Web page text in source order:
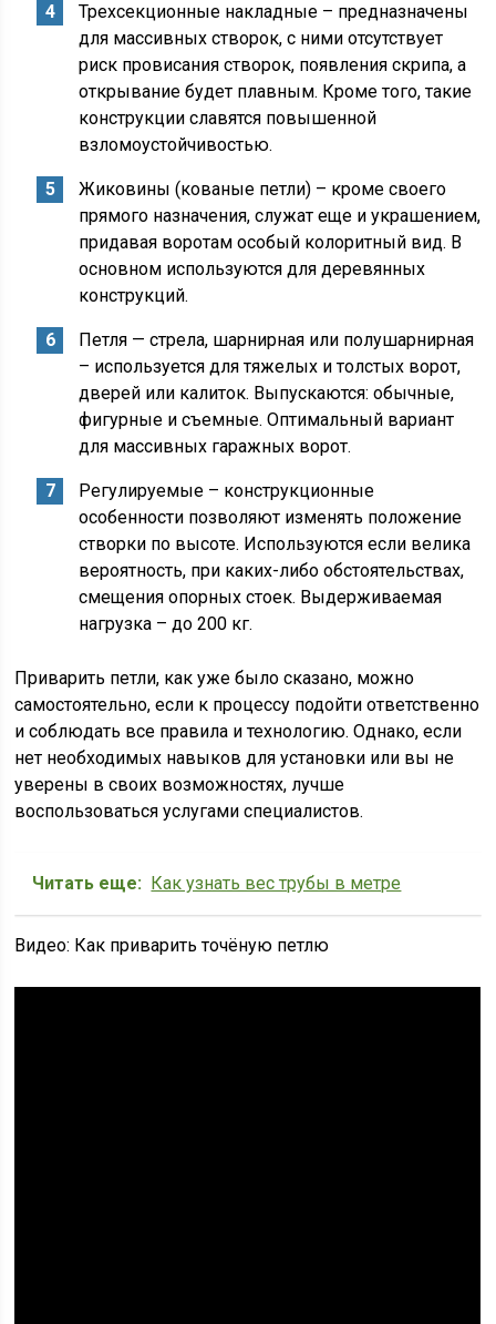
Трехсекционные накладные – предназначены
для массивных створок, с ними отсутствует
риск провисания створок, появления скрипа, а
открывание будет плавным. Кроме того, такие
конструкции славятся повышенной
взломоустойчивостью.
Жиковины (кованые петли) – кроме своего
прямого назначения, служат еще и украшением,
придавая воротам особый колоритный вид. В
основном используются для деревянных
конструкций.
Петля — стрела, шарнирная или полушарнирная
– используется для тяжелых и толстых ворот,
дверей или калиток. Выпускаются: обычные,
фигурные и съемные. Оптимальный вариант
для массивных гаражных ворот.
Регулируемые – конструкционные
особенности позволяют изменять положение
створки по высоте. Используются если велика
вероятность, при каких-либо обстоятельствах,
смещения опорных стоек. Выдерживаемая
нагрузка – до 200 кг.
Приварить петли, как уже было сказано, можно
самостоятельно, если к процессу подойти ответственно
и соблюдать все правила и технологию. Однако, если
нет необходимых навыков для установки или вы не
уверены в своих возможностях, лучше
воспользоваться услугами специалистов.
Читать еще: Как узнать вес трубы в метре
Видео: Как приварить точёную петлю